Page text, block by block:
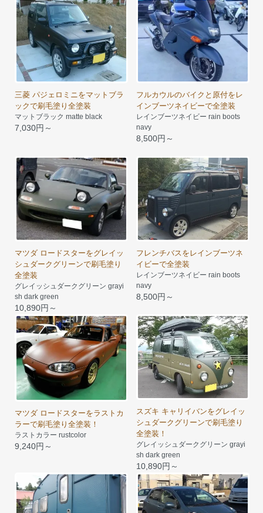
三菱 パジェロミニをマットブラ
ックで刷毛塗り全塗装
マットブラック matte black
7,030円～
フルカウルのバイクと原付をレ
インブーツネイビーで全塗装
レインブーツネイビー rain boots
navy
8,500円～
マツダ ロードスターをグレイッ
シュダークグリーンで刷毛塗り
全塗装
グレイッシュダークグリーン grayi
sh dark green
10,890円～
フレンチバスをレインブーツネ
イビーで全塗装
レインブーツネイビー rain boots
navy
8,500円～
マツダ ロードスターをラストカ
ラーで刷毛塗り全塗装！
ラストカラー rustcolor
9,240円～
スズキ キャリイバンをグレイッ
シュダークグリーンで刷毛塗り
全塗装！
グレイッシュダークグリーン grayi
sh dark green
10,890円～